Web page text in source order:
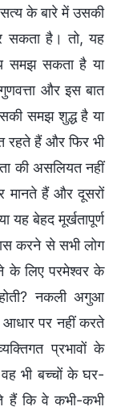
के बारे में उसकी
सकता है। तो, यह
समझ सकता है या
और इस बात
समझ शुद्ध है या
रहते हैं और फिर भी
की असलियत नहीं
मानते हैं और दूसरों
यह बेहद मूर्खतापूर्ण
करने से सभी लोग
के लिए परमेश्वर के
नकली अगुआ
आधार पर नहीं करते
प्रभावों के
भी बच्चों के घर-
कि वे कभी-कभी